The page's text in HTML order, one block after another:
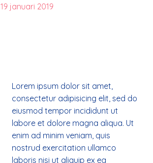
19 januari 2019
Lorem ipsum dolor sit amet,
consectetur adipisicing elit, sed do
eiusmod tempor incididunt ut
labore et dolore magna aliqua. Ut
enim ad minim veniam, quis
nostrud exercitation ullamco
laboris nisi ut aliquip ex ea